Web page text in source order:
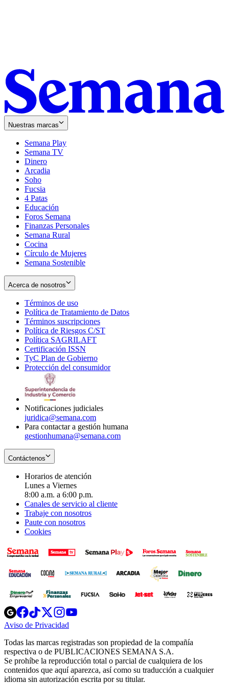
Nuestras marcas
Semana Play
Semana TV
Dinero
Arcadia
Soho
in
new
window
Fucsia
in
new
window
4 Patas
Educación
Foros Semana
Finanzas Personales
Semana Rural
Cocina
Círculo de Mujeres
Semana Sostenible
Acerca de nosotros
Términos de uso
in
new
window
Política de Tratamiento de Datos
Términos suscripciones
in
Política de Riesgos C/ST
Política SAGRILAFT
new
window
Certificación ISSN
in
new
TyC Plan de Gobierno
in
Protección del consumidorOpens
Notificaciones judiciales
juridica@semana.com
Para contactar a gestión humana
gestionhumana@semana.com
Contáctenos
Horarios de atención
Lunes a Viernes
8:00 a.m. a 6:00 p.m.
Canales de servicio al cliente
Trabaje con nosotros
Paute con nosotros
Cookies
Opens
in
new
Opens
in
new
Opens
in
new
window
Opens
new
windowwindow
Aviso de Privacidad
new
window
Todas las marcas registradas son propiedad de la compañía
respectiva o de PUBLICACIONES SEMANA S.A.
Se prohíbe la reproducción total o parcial de cualquiera de los
contenidos que aquí aparezca, así como su traducción a cualquier
idioma sin autorización escrita por su titular.